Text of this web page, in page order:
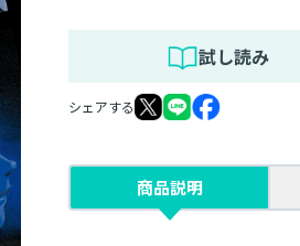
試し読み
シェアする
商品説明